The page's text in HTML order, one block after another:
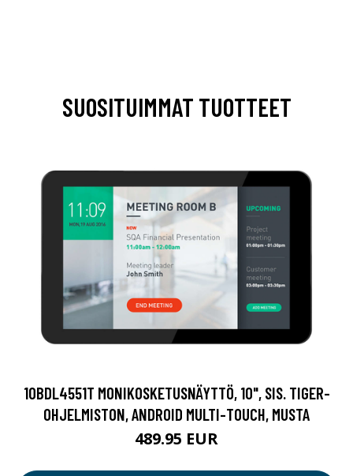
SUOSITUIMMAT TUOTTEET
10BDL4551T MONIKOSKETUSNÄYTTÖ, 10", SIS. TIGER-
OHJELMISTON, ANDROID MULTI-TOUCH, MUSTA
489.95 EUR